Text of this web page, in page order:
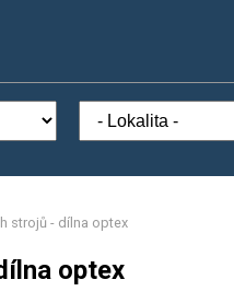
strojů - dílna optex
optex